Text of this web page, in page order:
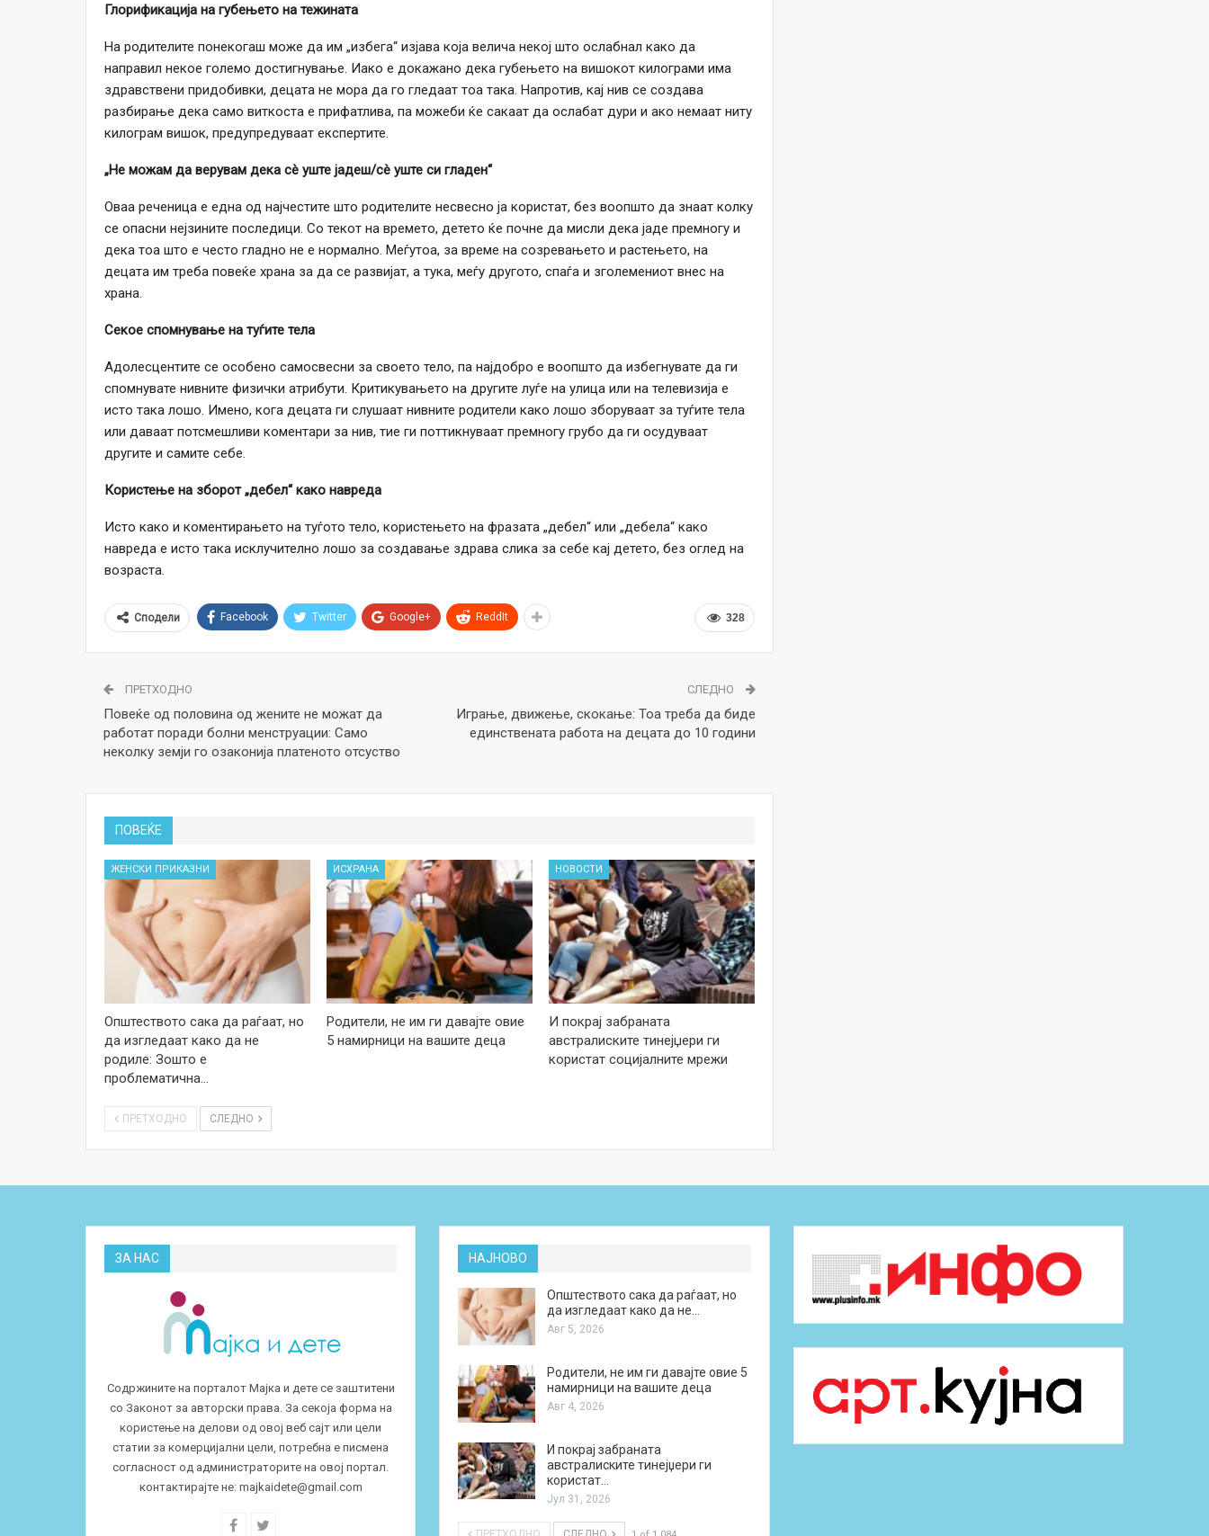
Глорификација на губењето на тежината
На родителите понекогаш може да им „избега“ изјава која велича некој што ослабнал како да
направил некое големо достигнување. Иако е докажано дека губењето на вишокот килограми има
здравствени придобивки, децата не мора да го гледаат тоа така. Напротив, кај нив се создава
разбирање дека само виткоста е прифатлива, па можеби ќе сакаат да ослабат дури и ако немаат ниту
килограм вишок, предупредуваат експертите.
„Не можам да верувам дека сè уште јадеш/сè уште си гладен“
Оваа реченица е една од најчестите што родителите несвесно ја користат, без воопшто да знаат колку
се опасни нејзините последици. Со текот на времето, детето ќе почне да мисли дека јаде премногу и
дека тоа што е често гладно не е нормално. Меѓутоа, за време на созревањето и растењето, на
децата им треба повеќе храна за да се развијат, а тука, меѓу другото, спаѓа и зголемениот внес на
храна.
Секое спомнување на туѓите тела
Адолесцентите се особено самосвесни за своето тело, па најдобро е воопшто да избегнувате да ги
спомнувате нивните физички атрибути. Критикувањето на другите луѓе на улица или на телевизија е
исто така лошо. Имено, кога децата ги слушаат нивните родители како лошо зборуваат за туѓите тела
или даваат потсмешливи коментари за нив, тие ги поттикнуваат премногу грубо да ги осудуваат
другите и самите себе.
Користење на зборот „дебел“ како навреда
Исто како и коментирањето на туѓото тело, користењето на фразата „дебел“ или „дебела“ како
навреда е исто така исклучително лошо за создавање здрава слика за себе кај детето, без оглед на
возраста.
328
Сподели Facebook Twitter Google+ ReddIt
ПРЕТХОДНО
Повеќе од половина од жените не можат да
работат поради болни менструации: Само
неколку земји го озаконија платеното отсуство
СЛЕДНО
Играње, движење, скокање: Тоа треба да биде
единствената работа на децата до 10 години
ПОВЕЌЕ
ЖЕНСКИ ПРИКАЗНИ
Општеството сака да раѓаат, но
да изгледаат како да не
родиле: Зошто е
проблематична…
ИСХРАНА
Родители, не им ги давајте овие
5 намирници на вашите деца
НОВОСТИ
И покрај забраната
австралиските тинејџери ги
користат социјалните мрежи
ПРЕТХОДНО СЛЕДНО
ЗА НАС
Содржините на порталот Мајка и дете се заштитени
со Законот за авторски права. За секоја форма на
користење на делови од овој веб сајт или цели
статии за комерцијални цели, потребна е писмена
согласност од администраторите на овој портал.
контактирајте не: majkaidete@gmail.com
НАЈНОВО
Општеството сака да раѓаат, но
да изгледаат како да не…
Авг 5, 2026
Родители, не им ги давајте овие 5
намирници на вашите деца
Авг 4, 2026
И покрај забраната
австралиските тинејџери ги
користат…
Јул 31, 2026